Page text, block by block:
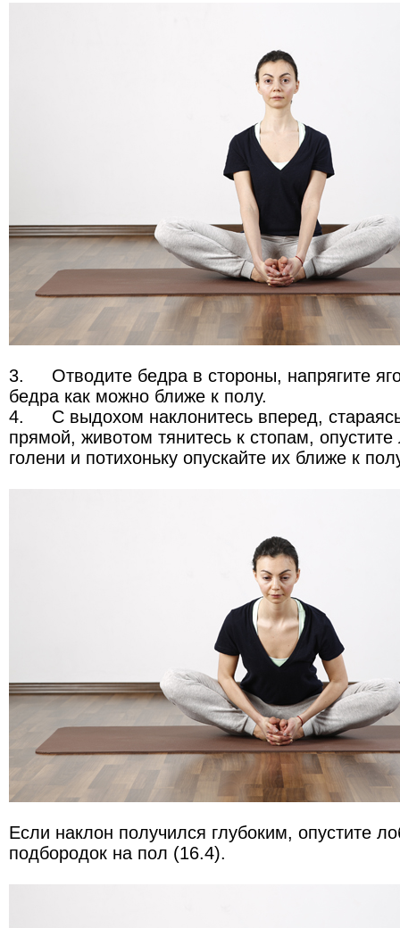
3.
Отводите бедра в стороны, напрягите
бедра как можно ближе к полу.
4.
С выдохом наклонитесь вперед,
прямой, животом тянитесь к стопам,
голени и потихоньку опускайте их ближе к
Если наклон получился глубоким, опустите
подбородок на пол (16.4).